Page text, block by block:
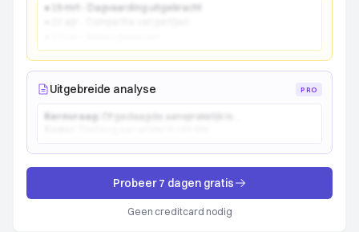
● 15 mrt - Dagvaarding uitgebracht
Uitgebreide analyse PRO
Kernvraag:
Probeer 7 dagen gratis
Geen creditcard nodig